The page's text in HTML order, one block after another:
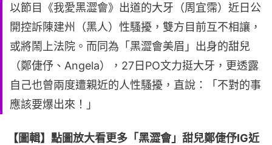
以節目《我愛黑澀會》出道的大牙（周宜霈）近日公
開控訴陳建州（黑人）性騷擾，雙方目前互不相讓，
或將鬧上法院。而同為「黑澀會美眉」出身的甜兒
（鄭倢伃、Angela），27日PO文力挺大牙，更透露
自己也曾兩度遭親近的人性騷擾，直說：「不對的事
應該要爆出來！」
【圖輯】點圖放大看更多「黑澀會」甜兒鄭倢伃IG近